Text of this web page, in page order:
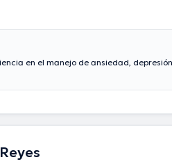
en el manejo de ansiedad,